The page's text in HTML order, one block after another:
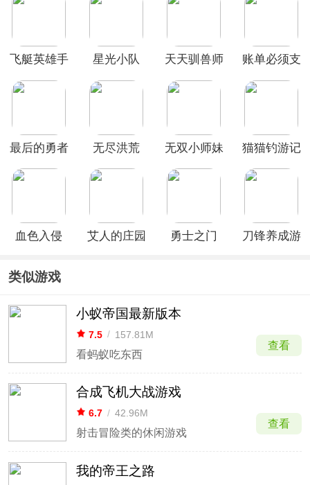
飞艇英雄手
星光小队
天天驯兽师
账单必须支
最后的勇者
无尽洪荒
无双小师妹
女送2000)
猫猫钓游记
血色入侵 艾人的庄园 勇士之门
刀锋养成游
类似游戏
小蚁帝国最新版本
7.5 / 157.81M
看蚂蚁吃东西
查看
合成飞机大战游戏
6.7 / 42.96M
射击冒险类的休闲游戏
查看
我的帝王之路